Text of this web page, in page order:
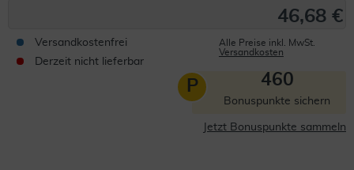
46,68 €
Versandkostenfrei
Derzeit nicht lieferbar
Alle Preise inkl. MwSt.
Versandkosten
P 460
Bonuspunkte sichern
Jetzt Bonuspunkte sammeln